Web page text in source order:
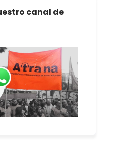
canal de